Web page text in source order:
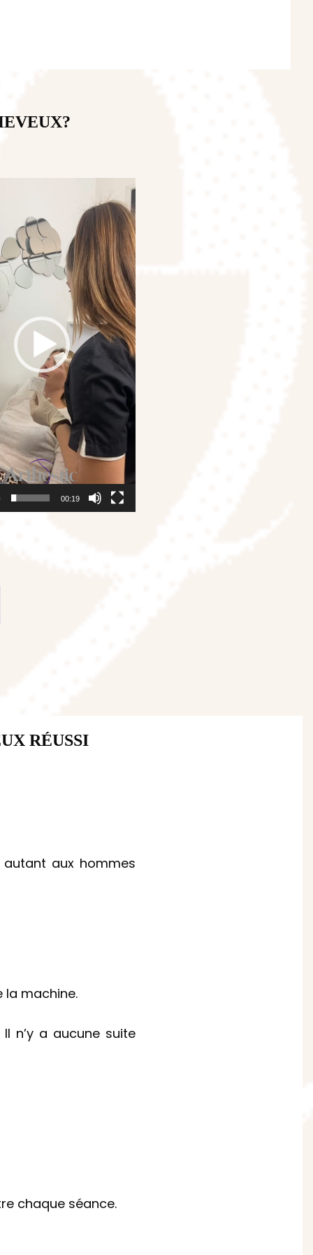
00:19
RÉUSSI
aux hommes
la machine.
n’y a aucune suite
chaque séance.